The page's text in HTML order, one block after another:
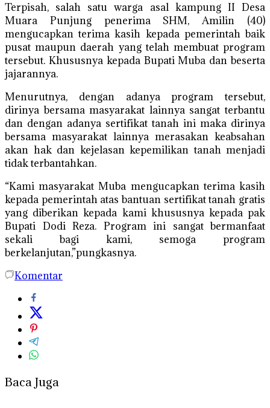
Terpisah, salah satu warga asal kampung II Desa
Muara Punjung penerima SHM, Amilin (40)
mengucapkan terima kasih kepada pemerintah baik
pusat maupun daerah yang telah membuat program
tersebut. Khususnya kepada Bupati Muba dan beserta
jajarannya.
Menurutnya, dengan adanya program tersebut,
dirinya bersama masyarakat lainnya sangat terbantu
dan dengan adanya sertifikat tanah ini maka dirinya
bersama masyarakat lainnya merasakan keabsahan
akan hak dan kejelasan kepemilikan tanah menjadi
tidak terbantahkan.
“Kami masyarakat Muba mengucapkan terima kasih
kepada pemerintah atas bantuan sertifikat tanah gratis
yang diberikan kepada kami khususnya kepada pak
Bupati Dodi Reza. Program ini sangat bermanfaat
sekali bagi kami, semoga program
berkelanjutan,”pungkasnya.
Komentar
Baca Juga